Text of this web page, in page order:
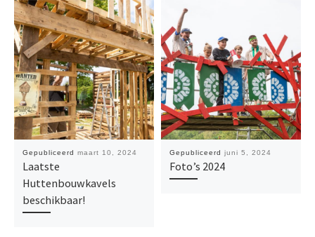
Gepubliceerd maart 10, 2024
Laatste
Huttenbouwkavels
beschikbaar!
Gepubliceerd juni 5, 2024
Foto’s 2024